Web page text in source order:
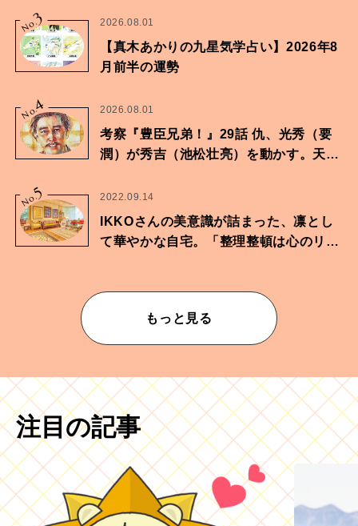
No.3 2026.08.01
【真木あかりの九星気学占い】2026年8
月前半の運勢
No.
4 2026.08.01
考察『豊臣兄弟！』29話 仇、光秀（要
潤）が秀吉（池松壮亮）を動かす。天下
No.5 2022.09.14
IKKOさんの美意識が詰まった、凛とし
て華やかな自宅。「整理整頓は心のリズ
もっと見る
注目の記事